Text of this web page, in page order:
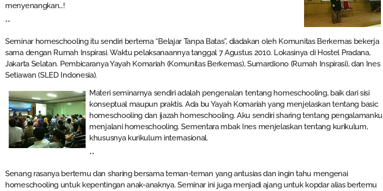
menyenangkan…!
**
Seminar homeschooling itu sendiri bertema “Belajar Tanpa Batas”, diadakan oleh Komunitas Berkemas bekerja
sama dengan Rumah Inspirasi. Waktu pelaksanaannya tanggal 7 Agustus 2010. Lokasinya di Hostel Pradana,
Jakarta Selatan. Pembicaranya Yayah Komariah (Komunitas Berkemas), Sumardiono (Rumah Inspirasi), dan Ines
Setiawan (SLED Indonesia).
Materi seminarnya sendiri adalah pengenalan tentang homeschooling, baik dari sisi
konseptual maupun praktis. Ada bu Yayah Komariah yang menjelaskan tentang basic
homeschooling dan ijazah homeschooling. Aku sendiri sharing tentang pengalamanku
menjalani homeschooling. Sementara mbak Ines menjelaskan tentang kurikulum,
khususnya kurikulum internasional.
**
Senang rasanya bertemu dan sharing bersama teman-teman yang antusias dan ingin tahu mengenai
homeschooling untuk kepentingan anak-anaknya. Seminar ini juga menjadi ajang untuk kopdar alias bertemu